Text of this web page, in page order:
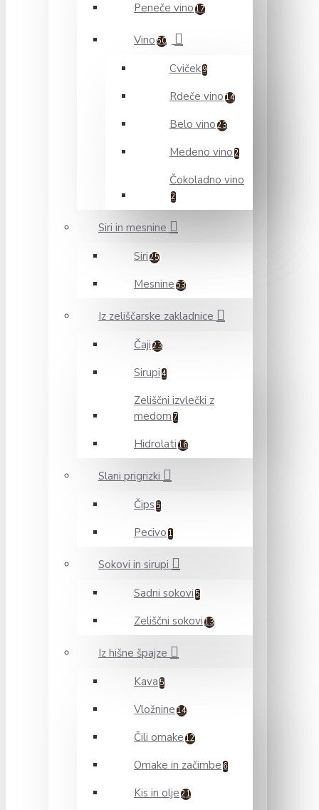
Peneče vino 17
Vino 50
Cviček 9
Rdeče vino 14
Belo vino 23
Medeno vino 2
Čokoladno vino
2
Siri in mesnine
Siri 25
Mesnine 53
Iz zeliščarske zakladnice
Čaji 23
Sirupi 4
Zeliščni izvlečki z
medom 7
Hidrolati 16
Slani prigrizki
Čips 5
Pecivo 1
Sokovi in sirupi
Sadni sokovi 5
Zeliščni sokovi 13
Iz hišne špajze
Kava 5
Vložnine 14
Čili omake 12
Omake in začimbe 6
Kis in olje 21